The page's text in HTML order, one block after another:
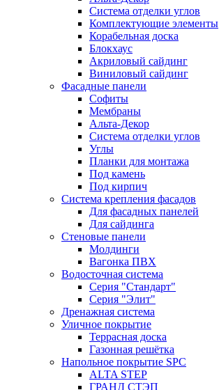
Система отделки углов
Комплектующие элементы
Корабельная доска
Блокхаус
Акриловый сайдинг
Виниловый сайдинг
Фасадные панели
Софиты
Мембраны
Альта-Декор
Система отделки углов
Углы
Планки для монтажа
Под камень
Под кирпич
Система крепления фасадов
Для фасадных панелей
Для сайдинга
Стеновые панели
Молдинги
Вагонка ПВХ
Водосточная система
Серия "Стандарт"
Серия "Элит"
Дренажная система
Уличное покрытие
Террасная доска
Газонная решётка
Напольное покрытие SPC
ALTA STEP
ГРАНД СТЭП